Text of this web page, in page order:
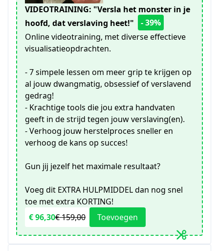
VIDEOTRAINING: "Versla het monster in je
hoofd, dat verslaving heet!"
- 39%
Online videotraining, met diverse effectieve
visualisatieopdrachten.
- 7 simpele lessen om meer grip te krijgen op
al jouw dwangmatig, obsessief of verslavend
gedrag!
- Krachtige tools die jou extra handvaten
geeft in de strijd tegen jouw verslaving(en).
- Verhoog jouw herstelproces sneller en
verhoog de kans op succes!
Gun jij jezelf het maximale resultaat?
Voeg dit EXTRA HULPMIDDEL dan nog snel
toe met extra KORTING!
€ 96,30€ 159,00 Toevoegen